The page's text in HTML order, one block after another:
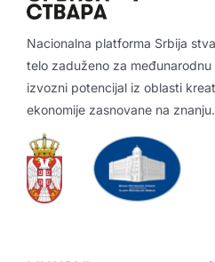
Nacionalna platforma Srbija
telo zaduženo za
izvozni potencijal iz oblasti
ekonomije zasnovane na znanju.